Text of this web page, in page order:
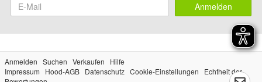
Anmelden
Anmelden Suchen Verkaufen
Hilfe
Impressum
Hood-AGB Datenschutz Cookie-Einstellungen
Echtheit der